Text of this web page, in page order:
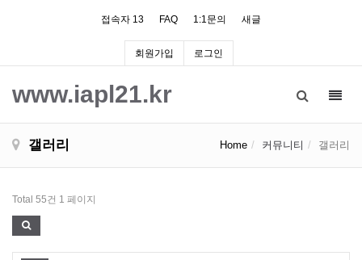
접속자 13 FAQ 1:1문의 새글
회원가입 로그인
www.iapl21.kr
갤러리 Home 커뮤니티 갤러리
Total 55건 1 페이지